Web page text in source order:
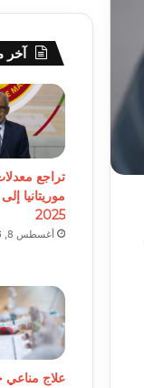
آخر
تراجع
2025
أغسطس 8, 2026
علاج مناعي